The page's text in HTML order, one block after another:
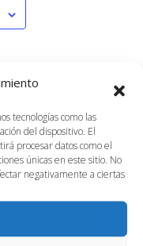
tecnologías como las
del dispositivo. El
procesar datos como el
únicas en este sitio. No
negativamente a ciertas
Empleabilidad y
electrónico